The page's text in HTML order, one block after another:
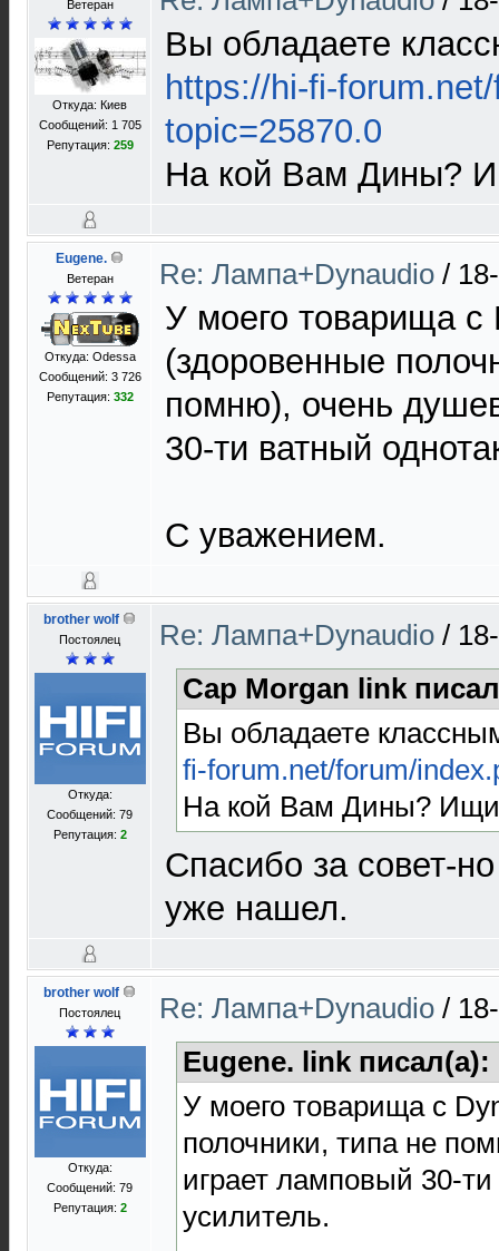
Ветеран
Откуда: Киев
Сообщений: 1 705
Репутация: 259
Вы обладаете
https://hi-fi-
topic=25870.0
На кой Вам Дины?
Eugene.
Ветеран
Откуда: Odessa
Сообщений: 3 726
Репутация: 332
Re: Лампа+Dynaudio /
У моего товарища с
(здоровенные
помню), очень
30-ти ватный
С уважением.
brother wolf
Постоялец
Откуда:
Сообщений: 79
Репутация: 2
Re: Лампа+Dynaudio /
Cap Morgan link
Вы обладаете
fi-forum.net/forum/
На кой Вам Дины?
Спасибо за совет-
уже нашел.
brother wolf
Постоялец
Откуда:
Сообщений: 79
Репутация: 2
Re: Лампа+Dynaudio /
Eugene. link писал(а):
У моего товарища с
полочники, типа не
играет ламповый 30-
усилитель.